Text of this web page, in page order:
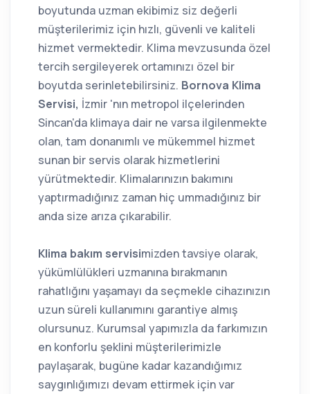
boyutunda uzman ekibimiz siz değerli
müşterilerimiz için hızlı, güvenli ve kaliteli
hizmet vermektedir. Klima mevzusunda özel
tercih sergileyerek ortamınızı özel bir
boyutda serinletebilirsiniz. Bornova Klima
Servisi, İzmir 'nın metropol ilçelerinden
Sincan'da klimaya dair ne varsa ilgilenmekte
olan, tam donanımlı ve mükemmel hizmet
sunan bir servis olarak hizmetlerini
yürütmektedir. Klimalarınızın bakımını
yaptırmadığınız zaman hiç ummadığınız bir
anda size arıza çıkarabilir.
Klima bakım servisimizden tavsiye olarak,
yükümlülükleri uzmanına bırakmanın
rahatlığını yaşamayı da seçmekle cihazınızın
uzun süreli kullanımını garantiye almış
olursunuz. Kurumsal yapımızla da farkımızın
en konforlu şeklini müşterilerimizle
paylaşarak, bugüne kadar kazandığımız
saygınlığımızı devam ettirmek için var